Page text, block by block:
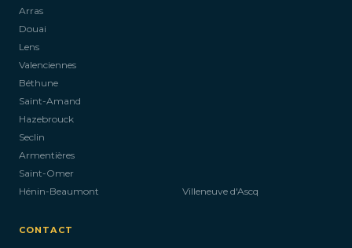
Arras
Douai
Lens
Valenciennes
Béthune
Saint-Amand
Hazebrouck
Seclin
Armentières
Saint-Omer
Hénin-Beaumont
Villeneuve d'Ascq
CONTACT